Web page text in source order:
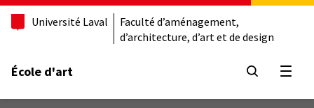
Université Laval
Faculté d’aménagement,
d’architecture, d’art et de design
École d'art